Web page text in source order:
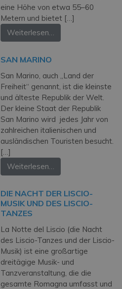
eine Höhe von etwa 55–60
Metern und bietet […]
Weiterlesen…
SAN MARINO
San Marino, auch „Land der
Freiheit“ genannt, ist die kleinste
und älteste Republik der Welt.
Der kleine Staat der Republik
San Marino wird jedes Jahr von
zahlreichen italienischen und
ausländischen Touristen besucht.
[…]
Weiterlesen…
DIE NACHT DER LISCIO-
MUSIK UND DES LISCIO-
TANZES
La Notte del Liscio (die Nacht
des Liscio-Tanzes und der Liscio-
Musik) ist eine großartige
dreitägige Musik- und
Tanzveranstaltung, die die
gesamte Romagna umfasst und